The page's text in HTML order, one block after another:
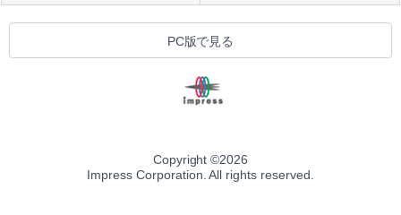
PC版で見る
Copyright ©2026
Impress Corporation. All rights reserved.